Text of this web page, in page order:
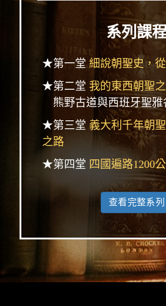
系列課
★第一堂細說朝聖史，
★第二堂 我的東西朝聖
熊野古道與西班牙聖雅
★第三堂 義大利千年朝
之路
★第四堂 四國遍路1200
查看完整系列